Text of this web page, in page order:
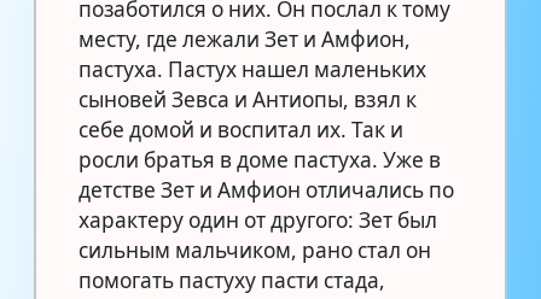
позаботился о них. Он послал к тому
месту, где лежали Зет и Амфион,
пастуха. Пастух нашел маленьких
сыновей Зевса и Антиопы, взял к
себе домой и воспитал их. Так и
росли братья в доме пастуха. Уже в
детстве Зет и Амфион отличались по
характеру один от другого: Зет был
сильным мальчиком, рано стал он
помогать пастуху пасти стада,